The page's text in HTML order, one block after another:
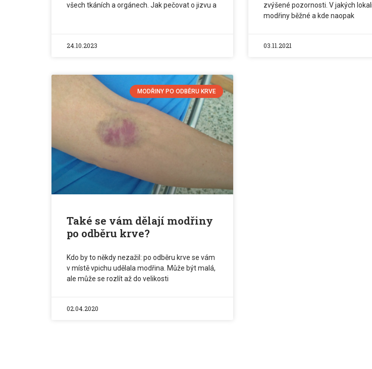
všech tkáních a orgánech. Jak pečovat o jizvu a
24.10.2023
zvýšené pozornosti. V jakých
modřiny běžné a kde naopak
03.11.2021
MODŘINY PO ODBĚRU KRVE
Také se vám dělají modřiny
po odběru krve?
Kdo by to někdy nezažil: po odběru krve se vám
v místě vpichu udělala modřina. Může být malá,
ale může se rozlít až do velikosti
02.04.2020